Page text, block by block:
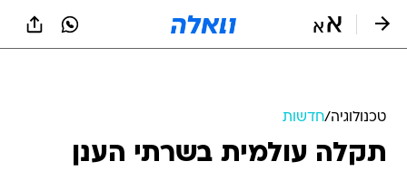
טכנולוגיה/חדשות
תקלה עולמית בשרתי הענן